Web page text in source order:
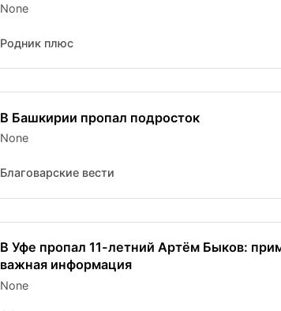
None
Родник плюс
В Башкирии пропал подросток
None
Благоварские вести
В Уфе пропал 11-летний Артём Быков:
важная информация
None